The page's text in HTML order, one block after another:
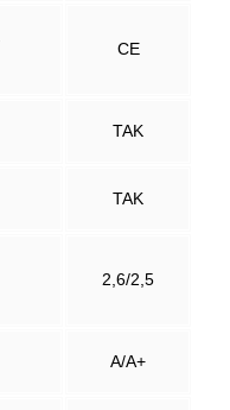
CE
TAK
TAK
2,6/2,5
A/A+